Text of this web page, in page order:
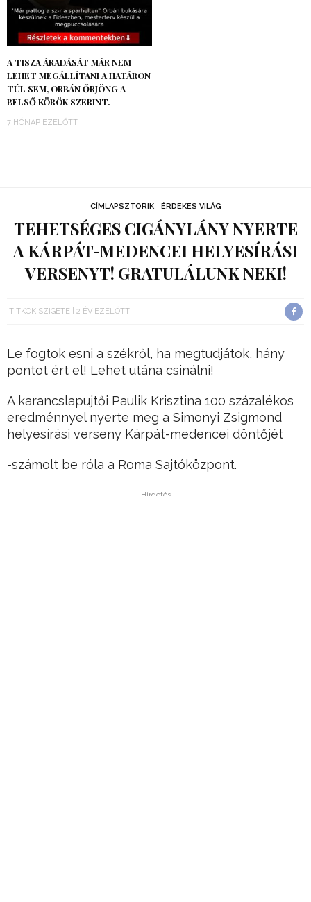
A TISZA ÁRADÁSÁT MÁR NEM
LEHET MEGÁLLÍTANI A HATÁRON
TÚL SEM, ORBÁN ŐRJÖNG A
BELSŐ KÖRÖK SZERINT.
7 HÓNAP EZELŐTT
CÍMLAPSZTORIK ÉRDEKES VILÁG
TEHETSÉGES CIGÁNYLÁNY NYERTE
A KÁRPÁT-MEDENCEI HELYESÍRÁSI
VERSENYT! GRATULÁLUNK NEKI!
TITKOK SZIGETE 2 ÉV EZELŐTT
Le fogtok esni a székről, ha megtudjátok, hány
pontot ért el! Lehet utána csinálni!
A karancslapujtői Paulik Krisztina 100 százalékos
eredménnyel nyerte meg a Simonyi Zsigmond
helyesírási verseny Kárpát-medencei döntőjét
-számolt be róla a Roma Sajtóközpont.
Hirdetés